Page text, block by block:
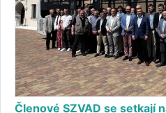
Členové SZVAD se setkají